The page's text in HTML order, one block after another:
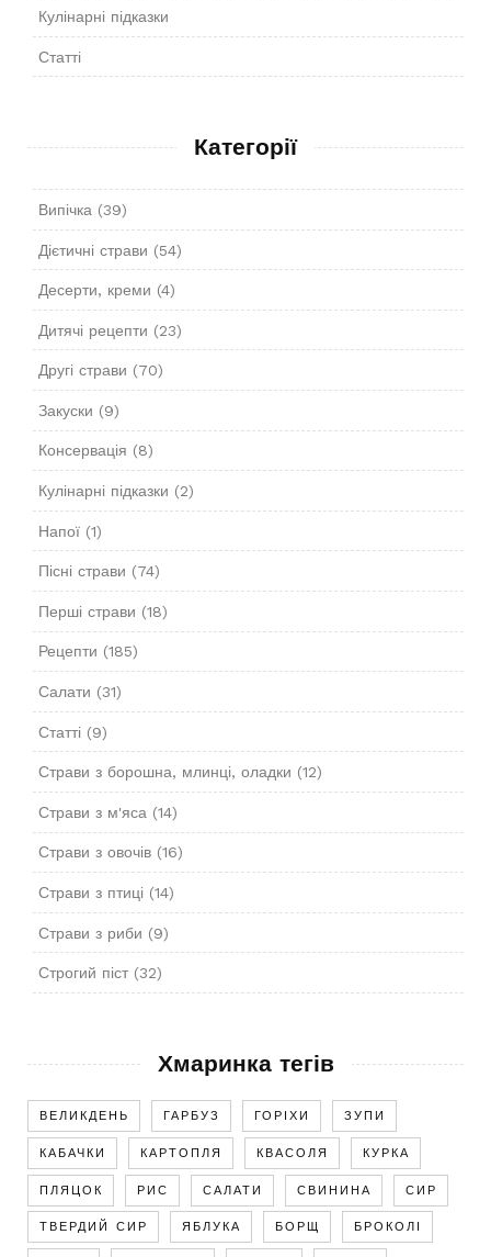
Кулінарні підказки
Статті
Категорії
Випічка (39)
Дієтичні страви (54)
Десерти, креми (4)
Дитячі рецепти (23)
Другі страви (70)
Закуски (9)
Консервація (8)
Кулінарні підказки (2)
Напої(1)
Пісні страви (74)
Перші страви (18)
Рецепти (185)
Салати (31)
Статті (9)
Страви з борошна, млинці, оладки (12)
Страви з м'яса (14)
Страви з овочів(16)
Страви з птиці (14)
Страви з риби (9)
Строгий піст(32)
Хмаринка тегів
ВЕЛИКДЕНЬ ГАРБУЗ ГОРІХИ ЗУПИ
КАБАЧКИ КАРТОПЛЯ КВАСОЛЯ КУРКА
ПЛЯЦОК РИС САЛАТИ СВИНИНА СИР
ТВЕРДИЙ СИР ЯБЛУКА БОРЩ БРОКОЛІ